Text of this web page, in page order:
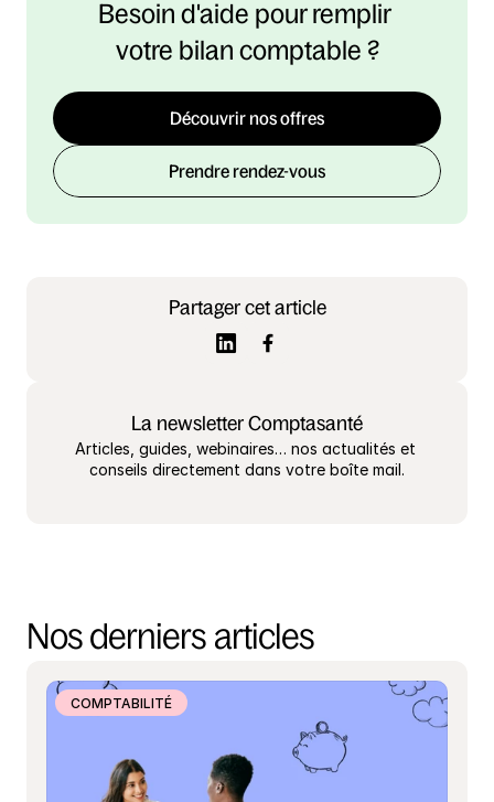
Partager cet article
La newsletter Comptasanté
Articles, guides, webinaires… nos actualités et
conseils directement dans votre boîte mail.
Besoin d'aide pour remplir
votre bilan comptable ?
Découvrir nos offres
Prendre rendez-vous
Nos derniers articles
COMPTABILITÉ